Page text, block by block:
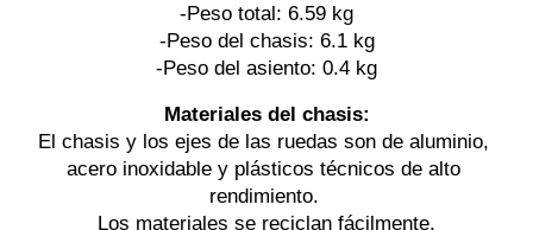
-Peso total: 6.59 kg
-Peso del chasis: 6.1 kg
-Peso del asiento: 0.4 kg
Materiales del chasis:
El chasis y los ejes de las ruedas son de aluminio,
acero inoxidable y plásticos técnicos de alto
rendimiento.
Los materiales se reciclan fácilmente.